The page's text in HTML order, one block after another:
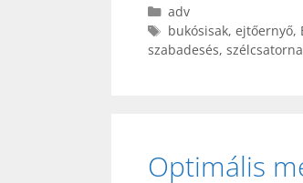
Kategória
adv
Címkék
bukósisak, ejtőernyő,
szabadesés, szélcsatorna
Optimális